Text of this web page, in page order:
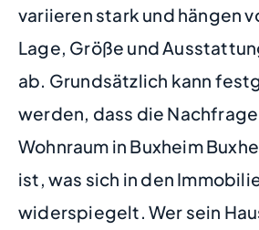
variieren stark und hängen
Lage, Größe und
ab. Grundsätzlich kann
werden, dass die
Wohnraum in Buxheim
ist, was sich in den
widerspiegelt. Wer sein